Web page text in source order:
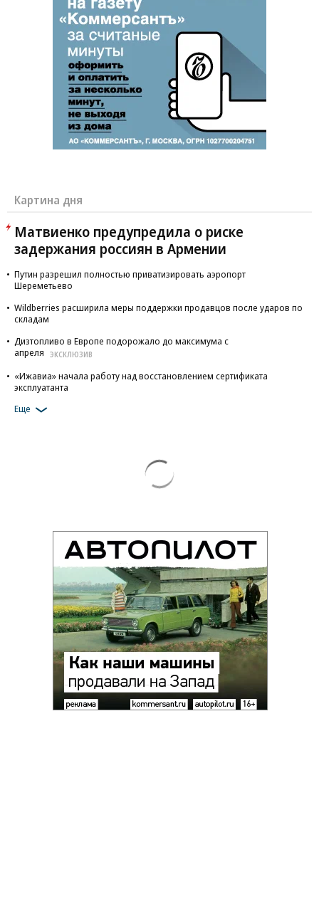
Картина дня
Матвиенко предупредила о риске
задержания россиян в Армении
Путин разрешил полностью приватизировать аэропорт
Шереметьево
Wildberries расширила меры поддержки продавцов после ударов по
складам
Дизтопливо в Европе подорожало до максимума с
апреля
ЭКСКЛЮЗИВ
«Ижавиа» начала работу над восстановлением сертификата
эксплуатанта
Еще